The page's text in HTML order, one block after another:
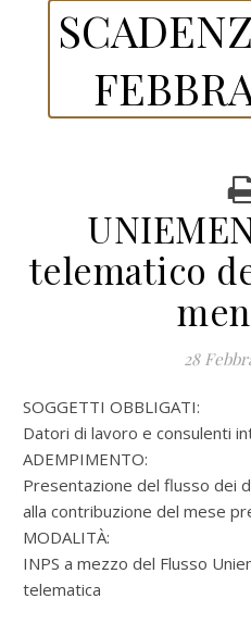
telematico
28
SOGGETTI OBBLIGATI:
Datori di lavoro e consulenti
ADEMPIMENTO:
Presentazione del flusso dei
alla contribuzione del mese
MODALITÀ:
INPS a mezzo del Flusso
telematica